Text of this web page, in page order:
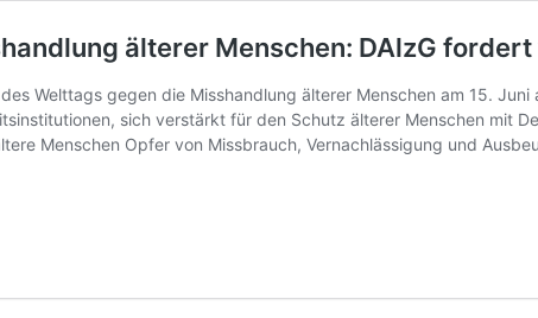
älterer Menschen: DAlzG
Welttags gegen die Misshandlung älterer Menschen am 15.
sich verstärkt für den Schutz älterer Menschen mit
Menschen Opfer von Missbrauch, Vernachlässigung und